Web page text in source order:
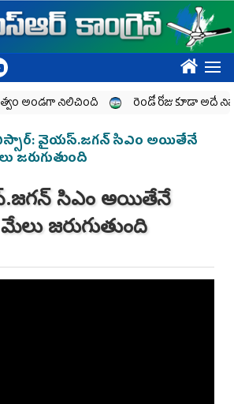
????
అండగా నిలిచింది రెండో రోజు కూడా అదే
వైయస్.జగన్ సిఎం అయితేనే
జరుగుతుంది
సిఎం అయితేనే
మేలు జరుగుతుంది